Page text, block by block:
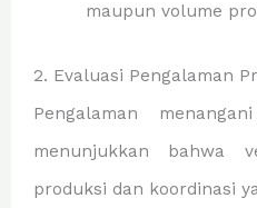
maupun volume
2. Evaluasi Pengalaman
Pengalaman
menunjukkan bahwa
produksi dan koordinasi